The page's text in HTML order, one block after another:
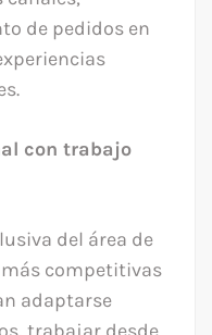
de pedidos en
con trabajo
del área de
más competitivas
adaptarse